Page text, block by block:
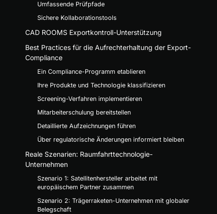
Umfassende Prüfpfade
Sichere Kollaborationstools
CAD ROOMS Exportkontroll-Unterstützung
Best Practices für die Aufrechterhaltung der Export-
Compliance
Ein Compliance-Programm etablieren
Ihre Produkte und Technologie klassifizieren
Screening-Verfahren implementieren
Mitarbeiterschulung bereitstellen
Detaillierte Aufzeichnungen führen
Über regulatorische Änderungen informiert bleiben
Reale Szenarien: Raumfahrttechnologie-
Unternehmen
Szenario 1: Satellitenhersteller arbeitet mit
europäischem Partner zusammen
Szenario 2: Trägerraketen-Unternehmen mit globaler
Belegschaft